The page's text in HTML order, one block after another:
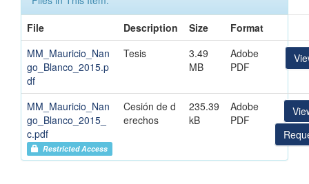
File
Description Size
Format
MM_Mauricio_Nan
go_Blanco_2015.p
df
Tesis
3.49
MB
Adobe
PDF
MM_Mauricio_Nan
go_Blanco_2015_
c.pdf
Restricted Access
Cesión de d
erechos
235.39
kB
Adobe
PDF